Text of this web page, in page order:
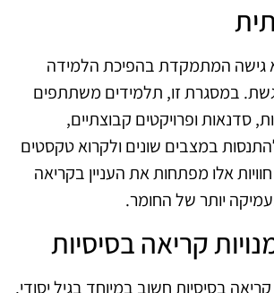
גישה המתמקדת בהפיכת הלמידה
במסגרת זו, תלמידים משתתפים
סדנאות ופרויקטים קבוצתיים,
במצבים שונים ולקרוא טקסטים
אלו מפתחות את העניין בקריאה
יותר של החומר.
קריאה בסיסיות
קריאה בסיסיות חשוב במיוחד בגיל יסודי.